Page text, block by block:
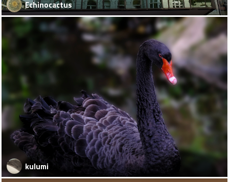
Echinocactus
kulumi